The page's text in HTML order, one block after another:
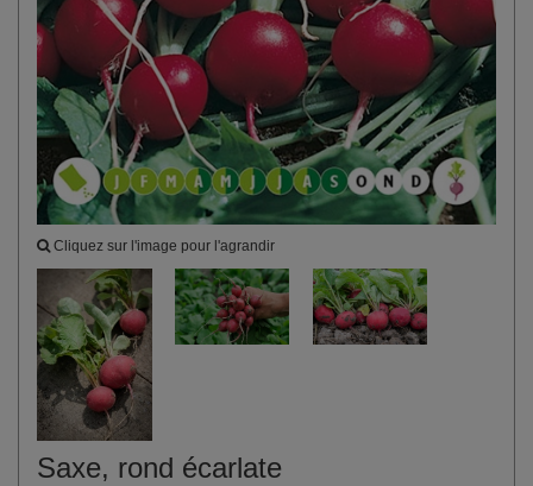
Cliquez sur l'image pour l'agrandir
Saxe, rond écarlate